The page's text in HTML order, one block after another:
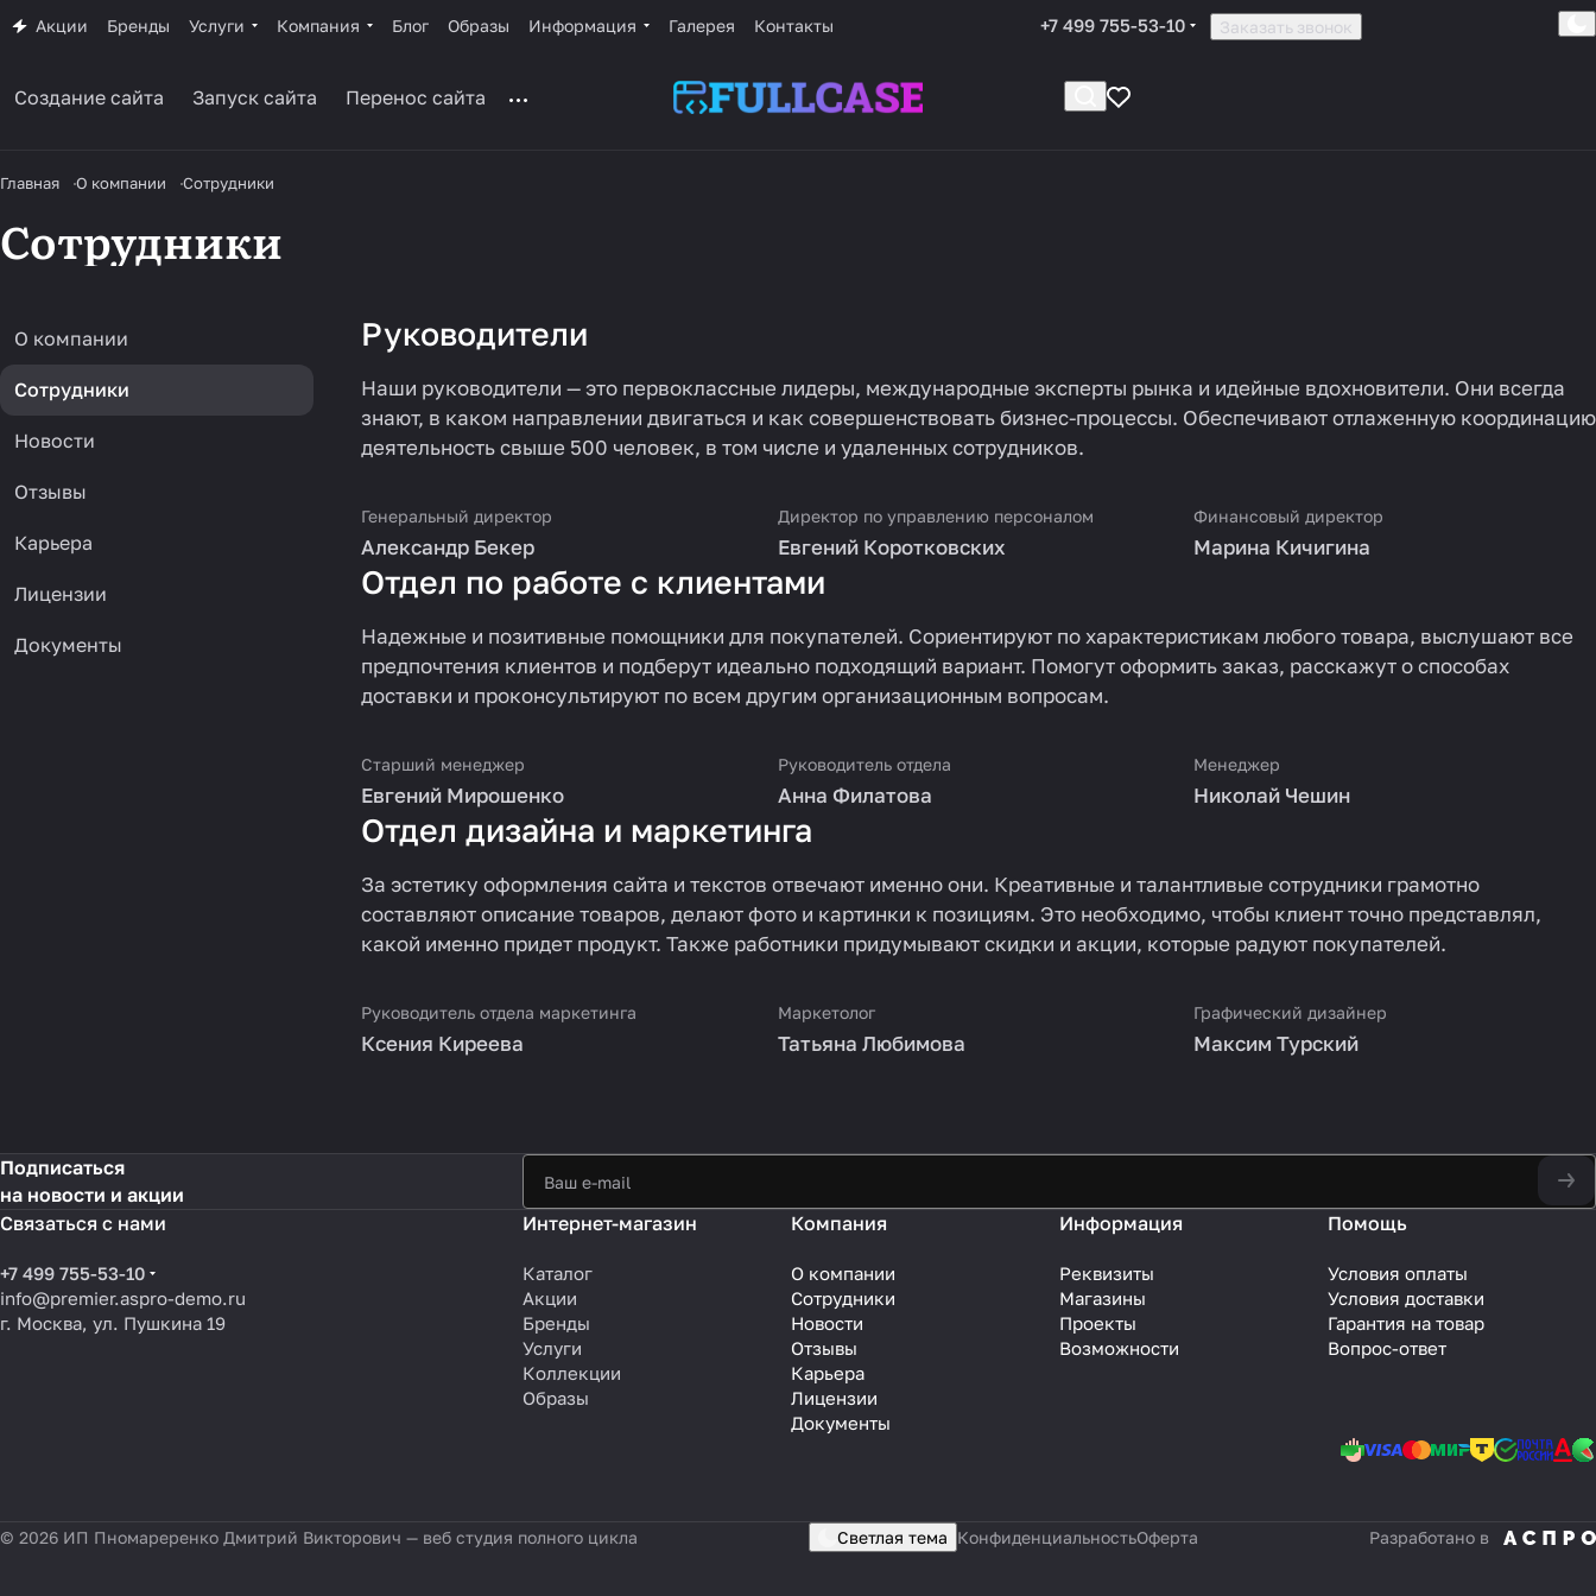
Акции Бренды Услуги Компания Блог Образы Информация Галерея Контакты +7 499 755-53-10 Заказать звонок
Создание сайта Запуск сайта Перенос сайта
Главная О компании Сотрудники
Сотрудники
Руководители
Наши руководители — это первоклассные лидеры, международные эксперты рынка и идейные вдохновители. Они всегда
знают, в каком направлении двигаться и как совершенствовать бизнес-процессы. Обеспечивают отлаженную координацию
деятельность свыше 500 человек, в том числе и удаленных сотрудников.
Генеральный директор
Александр Бекер
Директор по управлению персоналом
Евгений Коротковских
Финансовый директор
Марина Кичигина
Отдел по работе с клиентами
Надежные и позитивные помощники для покупателей. Сориентируют по характеристикам любого товара, выслушают все
предпочтения клиентов и подберут идеально подходящий вариант. Помогут оформить заказ, расскажут о способах
доставки и проконсультируют по всем другим организационным вопросам.
Старший менеджер
Евгений Мирошенко
Руководитель отдела
Анна Филатова
Менеджер
Николай Чешин
Отдел дизайна и маркетинга
За эстетику оформления сайта и текстов отвечают именно они. Креативные и талантливые сотрудники грамотно
составляют описание товаров, делают фото и картинки к позициям. Это необходимо, чтобы клиент точно представлял,
какой именно придет продукт. Также работники придумывают скидки и акции, которые радуют покупателей.
Руководитель отдела маркетинга
Ксения Киреева
Маркетолог
Татьяна Любимова
Графический дизайнер
Максим Турский
О компании
Сотрудники
Новости
Отзывы
Карьера
Лицензии
Документы
Подписаться
на новости и акции
Связаться с нами
+7 499 755-53-10
info@premier.aspro-demo.ru
г. Москва, ул. Пушкина 19
Интернет-магазин
Каталог
Акции
Бренды
Услуги
Коллекции
Образы
Компания
О компании
Сотрудники
Новости
Отзывы
Карьера
Лицензии
Документы
Информация
Реквизиты
Магазины
Проекты
Возможности
Помощь
Условия оплаты
Условия доставки
Гарантия на товар
Вопрос-ответ
© 2026 ИП Пномареренко Дмитрий Викторович — веб студия полного цикла Светлая тема КонфиденциальностьОферта Разработано в